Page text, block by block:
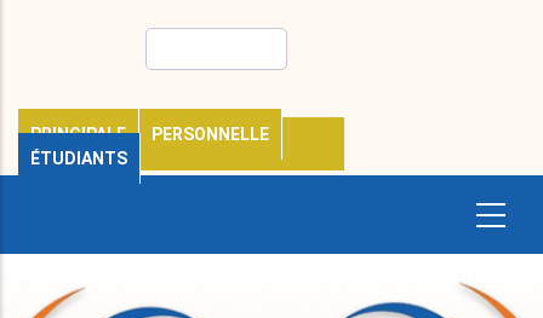
PRINCIPALE
PERSONNELLE
ÉTUDIANTS